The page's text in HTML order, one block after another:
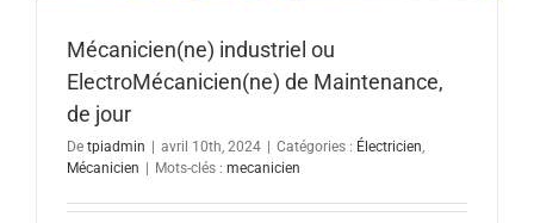
Mécanicien(ne) industriel ou
ElectroMécanicien(ne) de Maintenance,
de jour
De tpiadmin avril 10th, 2024 Catégories : Électricien,
Mécanicien
Mots-clés : mecanicien